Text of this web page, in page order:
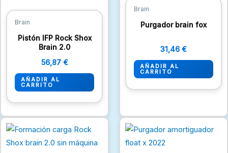
Brain
Pistón IFP Rock Shox
Brain 2.0
56,87 €
AÑADIR AL
CARRITO
Brain
Purgador brain fox
31,46 €
AÑADIR AL
CARRITO